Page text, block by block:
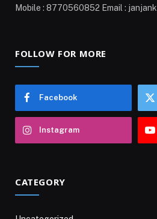
Mobile : 8770560852 Email :
FOLLOW FOR MORE
Facebook
Instagram
CATEGORY